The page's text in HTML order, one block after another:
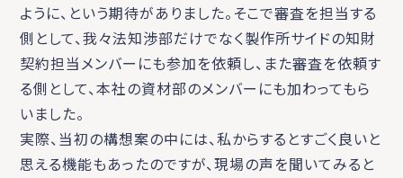
ように、という期待がありました。そこで審査を担当する
側として、我々法知渉部だけでなく製作所サイドの知財
契約担当メンバーにも参加を依頼し、また審査を依頼す
る側として、本社の資材部のメンバーにも加わってもら
いました。
実際、当初の構想案の中には、私からするとすごく良いと
思える機能もあったのですが、現場の声を聞いてみると